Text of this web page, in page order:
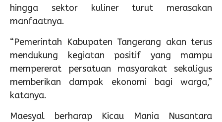
hingga sektor kuliner turut merasakan
manfaatnya.
“Pemerintah Kabupaten Tangerang akan terus
mendukung kegiatan positif yang mampu
mempererat persatuan masyarakat sekaligus
memberikan dampak ekonomi bagi warga,”
katanya.
Maesyal berharap Kicau Mania Nusantara